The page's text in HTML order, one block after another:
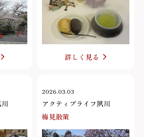
詳しく見る
2026.03.03
アクティブライフ夙川
梅見散策